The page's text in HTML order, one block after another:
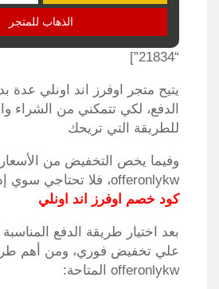
الذهاب للمتجر
“21834”]
يتيح متجر اوفرز اند اونلي عدة
الدفع، لكي تتمكني من الشراء
للطريقة التي تريحك
وفيما يخص التخفيض من
offeronlykw، فلا تحتاجي سوي إدخال رموز اكبر
كود خصم اوفرز اند اونلي
بعد اختيار طريقة الدفع
علي تخفيض فوري، ومن أهم
offeronlykw المتاحة: